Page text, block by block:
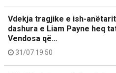
Vdekja tragjike e ish-
dashura e Liam Payne heq
Vendosa që…
31/07 19:50